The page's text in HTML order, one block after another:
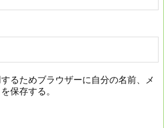
るためブラウザーに自分の名前、メ
保存する。